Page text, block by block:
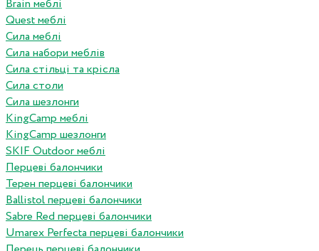
Brain меблі
Quest меблі
Сила меблі
Сила набори меблів
Сила стільці та крісла
Сила столи
Сила шезлонги
KingCamp меблі
KingCamp шезлонги
SKIF Outdoor меблі
Перцеві балончики
Терен перцеві балончики
Ballistol перцеві балончики
Sabre Red перцеві балончики
Umarex Perfecta перцеві балончики